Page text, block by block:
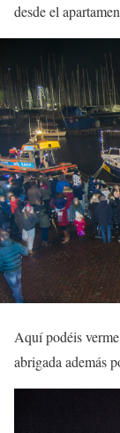
desde el
Aquí podéis
abrigada además